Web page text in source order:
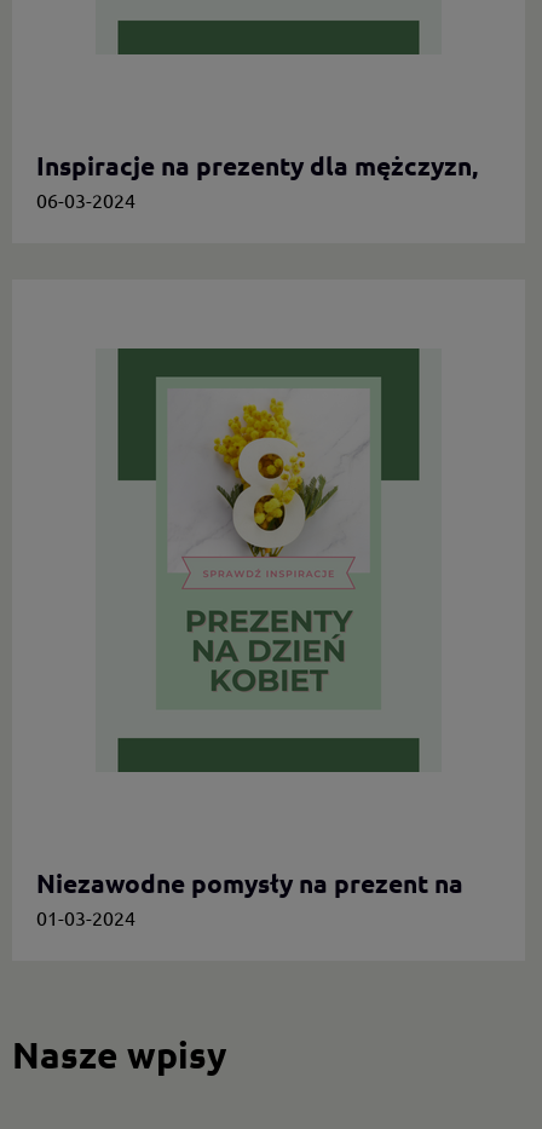
Inspiracje na prezenty dla mężczyzn,
którzy cenią oryginalność
06-03-2024
Niezawodne pomysły na prezent na
Dzień Kobiet.
01-03-2024
Nasze wpisy